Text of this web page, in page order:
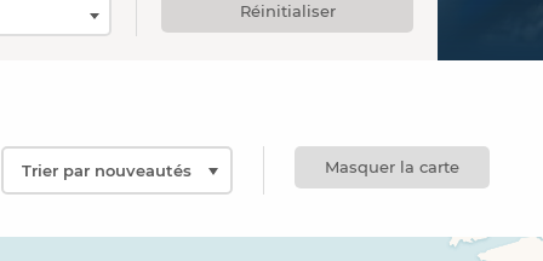
Réinitialiser
Masquer la carte